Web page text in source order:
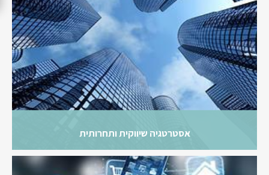
אסטרטגיה שיווקית ותחרותית